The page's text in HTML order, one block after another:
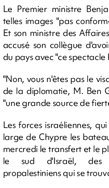
Le Premier ministre
telles images "pas
Et son ministre des
accusé son collègue
du pays avec "ce spectacle
"Non, vous n'êtes pas le
de la diplomatie, M. Ben
"une grande source de
Les forces israéliennes,
large de Chypre les
mercredi le transfert et le
le sud d'Israël, des
propalestiniens qui se